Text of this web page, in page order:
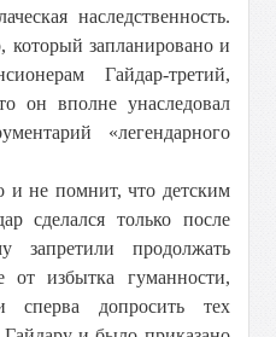
наследственность.
который запланировано и
Гайдар-третий,
он вполне унаследовал
«легендарного
и не помнит, что детским
сделался только после
продолжать
от избытка гуманности,
сперва допросить тех